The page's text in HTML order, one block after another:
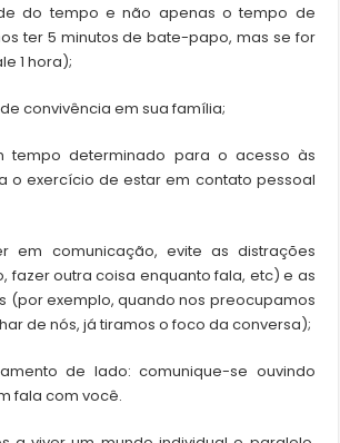
do tempo e não apenas o tempo de
ter 5 minutos de bate-papo, mas se for
1 hora);
convivência em sua família;
tempo determinado para o acesso às
o exercício de estar em contato pessoal
em comunicação, evite as distrações
fazer outra coisa enquanto fala, etc) e as
(por exemplo, quando nos preocupamos
de nós, já tiramos o foco da conversa);
de lado: comunique-se ouvindo
fala com você.